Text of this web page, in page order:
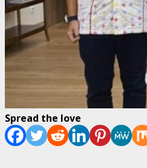
Spread the love